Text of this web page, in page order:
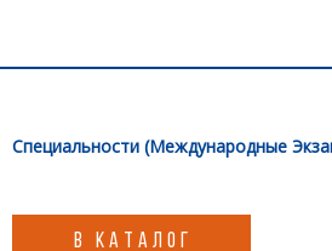
Специальности (Международные
В КАТАЛОГ